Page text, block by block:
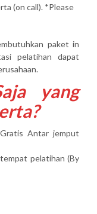
(on call). *Please
paket in
pelatihan dapat
yang
Antar jemput
pelatihan (By